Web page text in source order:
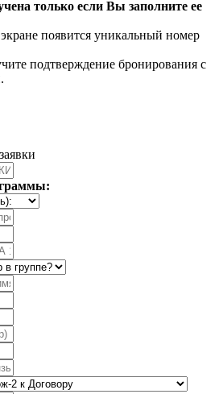
только если Вы заполните ее
появится уникальный номер
подтверждение бронирования с